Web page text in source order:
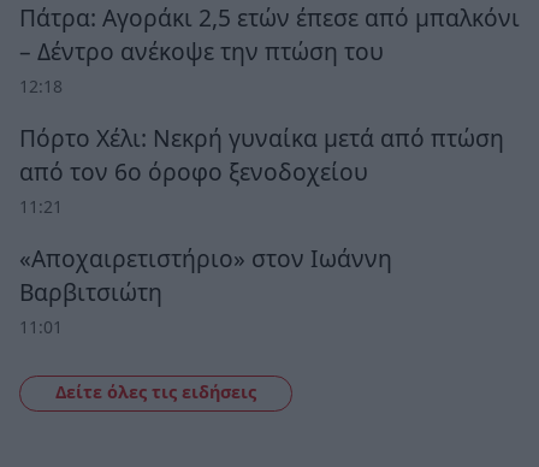
Πάτρα: Αγοράκι 2,5 ετών έπεσε από μπαλκόνι
– Δέντρο ανέκοψε την πτώση του
12:18
Πόρτο Χέλι: Νεκρή γυναίκα μετά από πτώση
από τον 6ο όροφο ξενοδοχείου
11:21
«Αποχαιρετιστήριο» στον Ιωάννη
Βαρβιτσιώτη
11:01
Δείτε όλες τις ειδήσεις